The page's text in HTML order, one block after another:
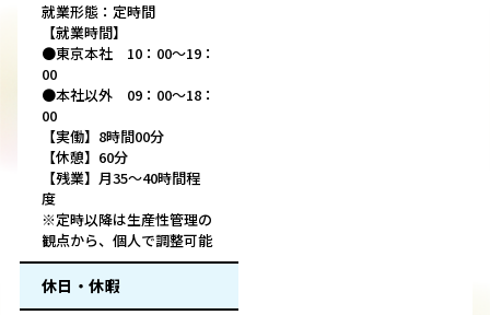
就業形態：定時間
【就業時間】
●東京本社 10：00～19：
00
●本社以外 09：00～18：
00
【実働】8時間00分
【休憩】60分
【残業】月35～40時間程
度
※定時以降は生産性管理の
観点から、個人で調整可能
休日・休暇